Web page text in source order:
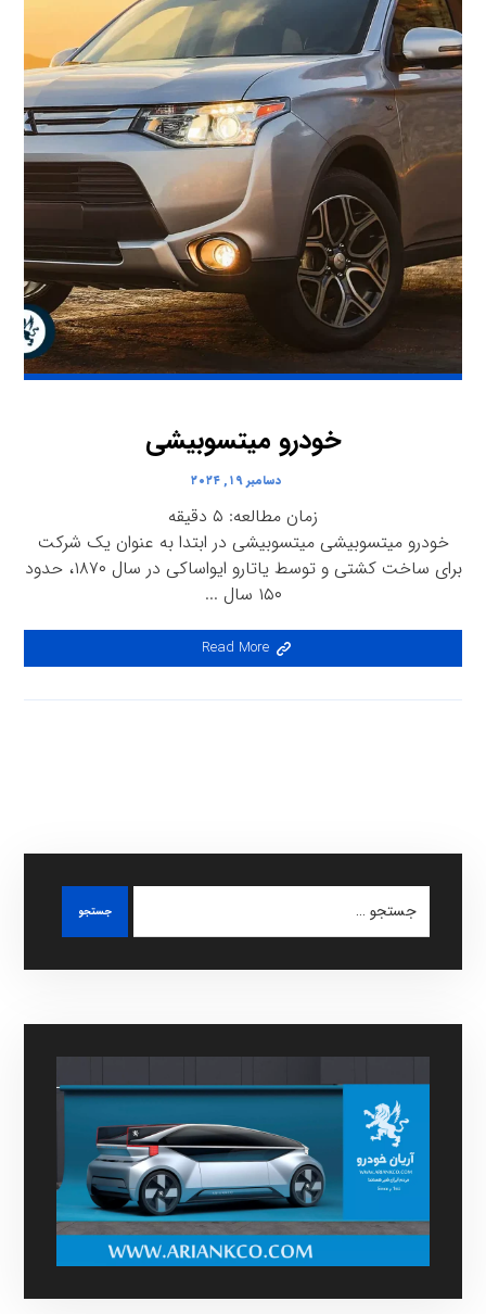
خودرو میتسوبیشی
دسامبر ۱۹, ۲۰۲۴
زمان مطالعه: ۵ دقیقه
خودرو میتسوبیشی میتسوبیشی در ابتدا به عنوان یک شرکت
برای ساخت کشتی و توسط یاتارو ایواساکی در سال ۱۸۷۰، حدود
۱۵۰ سال ...
Read More
جستجو